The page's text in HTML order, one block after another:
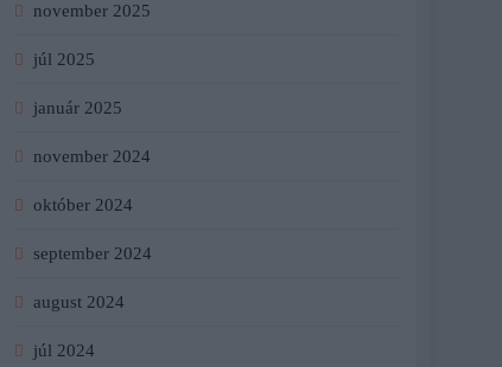
november 2025
júl 2025
január 2025
november 2024
október 2024
september 2024
august 2024
júl 2024